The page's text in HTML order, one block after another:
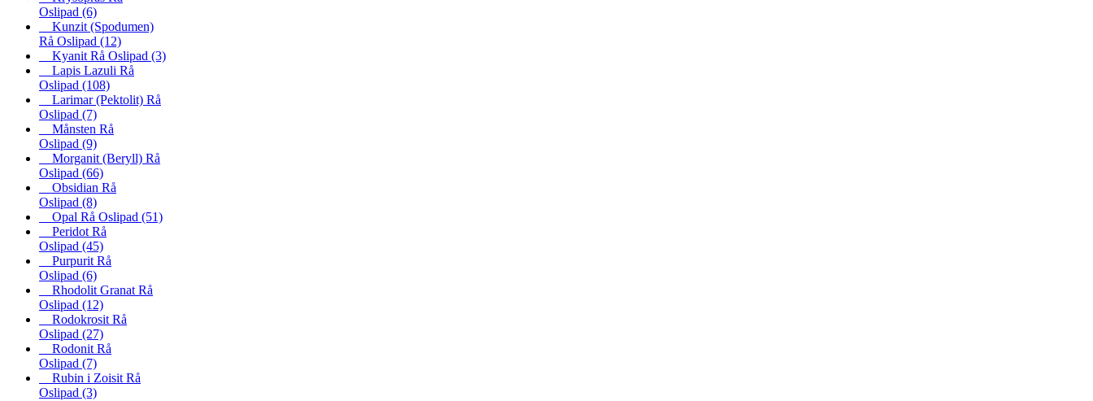
Oslipad (6)
Kunzit (Spodumen)
Rå Oslipad (12)
Kyanit Rå Oslipad (3)
Lapis Lazuli Rå
Oslipad (108)
Larimar (Pektolit) Rå
Oslipad (7)
Månsten Rå
Oslipad (9)
Morganit (Beryll) Rå
Oslipad (66)
Obsidian Rå
Oslipad (8)
Opal Rå Oslipad (51)
Peridot Rå
Oslipad (45)
Purpurit Rå
Oslipad (6)
Rhodolit Granat Rå
Oslipad (12)
Rodokrosit Rå
Oslipad (27)
Rodonit Rå
Oslipad (7)
Rubin i Zoisit Rå
Oslipad (3)